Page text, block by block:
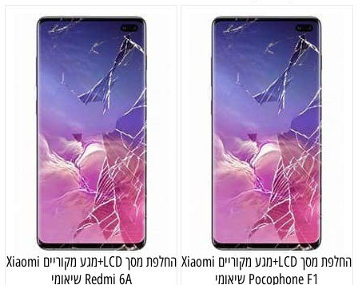
החלפת מסך LCD+מגע מקוריים Xiaomi
Pocophone F1 שיאומי
החלפת מסך LCD+מגע מקוריים Xiaomi
Redmi 6A שיאומי